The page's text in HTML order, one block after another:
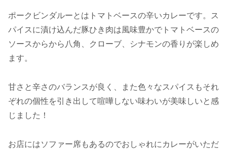
ポークビンダルーとはトマトベースの辛いカレーです。ス
パイスに漬け込んだ豚ひき肉は風味豊かでトマトベースの
ソースからから八角、クローブ、シナモンの香りが楽しめ
ます。
甘さと辛さのバランスが良く、また色々なスパイスもそれ
ぞれの個性を引き出して喧嘩しない味わいが美味しいと感
じました！
お店にはソファー席もあるのでおしゃれにカレーがいただ